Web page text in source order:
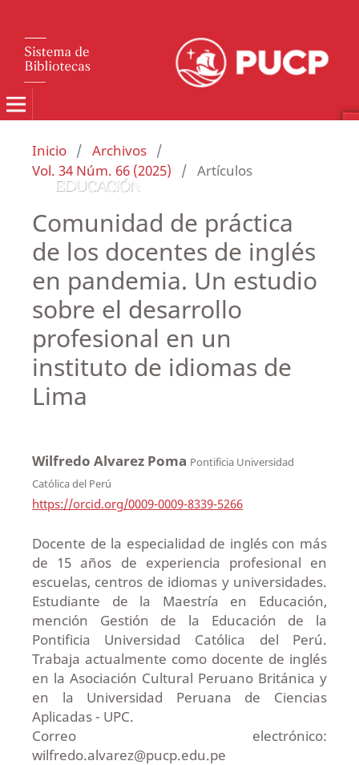
Inicio / Archivos /
Vol. 34 Núm. 66 (2025)
/ Artículos
Comunidad de práctica
de los docentes de inglés
en pandemia. Un estudio
sobre el desarrollo
profesional en un
instituto de idiomas de
Lima
Wilfredo Alvarez Poma Pontificia Universidad
Católica del Perú
https://orcid.org/0009-0009-8339-5266
Docente de la especialidad de inglés con más
de 15 años de experiencia profesional en
escuelas, centros de idiomas y universidades.
Estudiante de la Maestría en Educación,
mención Gestión de la Educación de la
Pontificia Universidad Católica del Perú.
Trabaja actualmente como docente de inglés
en la Asociación Cultural Peruano Británica y
en la Universidad Peruana de Ciencias
Aplicadas - UPC.
Correo electrónico:
wilfredo.alvarez@pucp.edu.pe